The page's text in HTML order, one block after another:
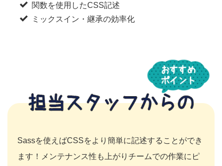
関数を使用したCSS記述
ミックスイン・継承の効率化
Sassを使えばCSSをより簡単に記述することができ
ます！メンテナンス性も上がりチームでの作業にピ